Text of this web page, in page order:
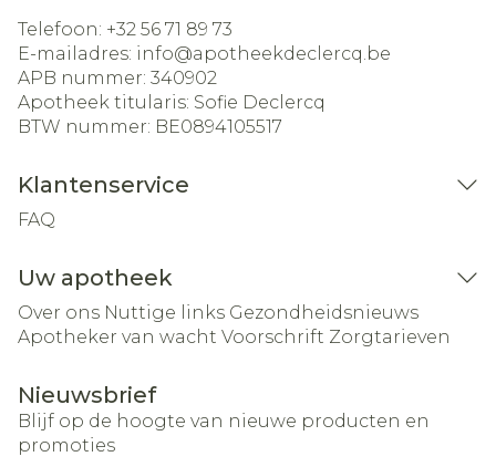
Telefoon: +32 56 71 89 73
E-mailadres: info@apotheekdeclercq.be
APB nummer: 340902
Apotheek titularis: Sofie Declercq
BTW nummer: BE0894105517
Klantenservice
FAQ
Uw apotheek
Over ons Nuttige links Gezondheidsnieuws
Apotheker van wacht Voorschrift Zorgtarieven
Nieuwsbrief
Blijf op de hoogte van nieuwe producten en
promoties